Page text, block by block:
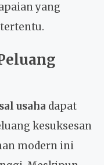
yang
usaha dapat
kesuksesan
modern ini